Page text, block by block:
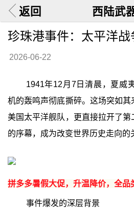
返回 西陆武
珍珠港事件：太平洋
2026-06-22
1941年12月7日清晨，夏威
机的轰鸣声彻底撕碎。这场突如其
美国太平洋舰队，更直接拉开了
的序幕，成为改变世界历史走向的
拼多多暑假大促，升温降价，全
事件爆发的深层背景